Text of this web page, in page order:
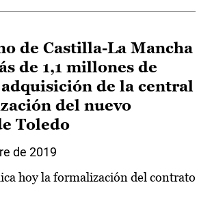
de Castilla-La Mancha
de 1,1 millones de
de la central
del nuevo
Toledo
de 2019
hoy la formalización del contrato